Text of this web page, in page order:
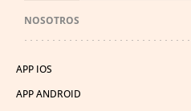
NOSOTROS
APP IOS
APP ANDROID